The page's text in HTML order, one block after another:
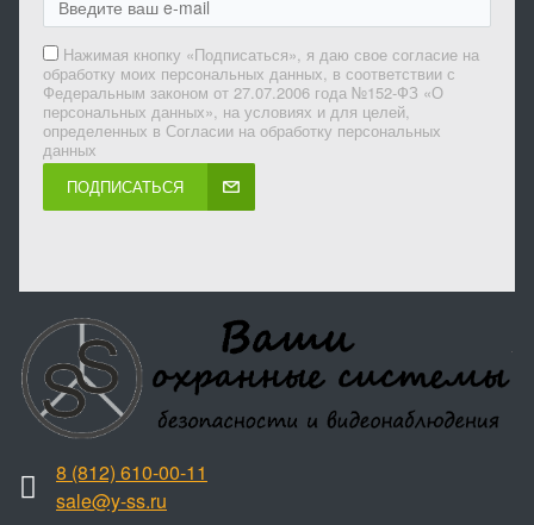
Нажимая кнопку «Подписаться», я даю свое согласие на
обработку моих персональных данных, в соответствии с
Федеральным законом от 27.07.2006 года №152-ФЗ «О
персональных данных», на условиях и для целей,
определенных в Согласии на обработку персональных
данных
ПОДПИСАТЬСЯ
8 (812) 610-00-11
sale@y-ss.ru